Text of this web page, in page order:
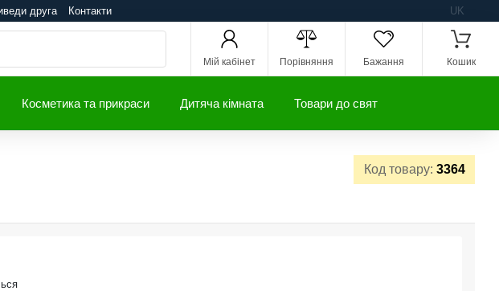
друга Контакти UK
Мій кабінет Порівняння Бажання Кошик
Косметика та прикраси Дитяча кімната Товари до свят
Код товару: 3364